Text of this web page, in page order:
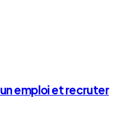
emploi et recruter